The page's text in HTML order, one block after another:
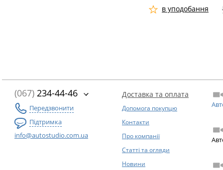
в уподобання
(067) 234-44-46
Передзвонити
Підтримка
info@autostudio.com.ua
Доставка та оплата
Допомога покупцю
Контакти
Про компанії
Статті та огляди
Новини